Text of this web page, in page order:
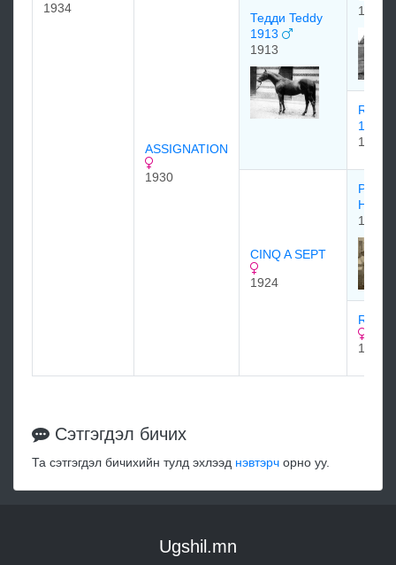
1934
ASSIGNATION
1930
Тедди Teddy
1913
1913
1901
1900
1900
CINQ A SEPT
1924
Руа
1904
1919
Сэтгэгдэл бичих
Та сэтгэгдэл бичихийн тулд эхлээд нэвтэрч орно уу.
Ugshil.mn